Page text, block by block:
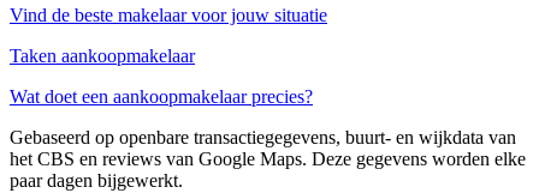
Vind de beste makelaar voor jouw situatie
Taken aankoopmakelaar
Wat doet een aankoopmakelaar precies?
Gebaseerd op openbare transactiegegevens, buurt- en wijkdata van
het CBS en reviews van Google Maps. Deze gegevens worden elke
paar dagen bijgewerkt.